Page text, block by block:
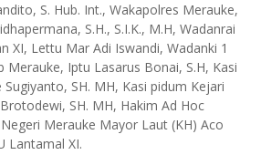
S. Hub. Int., Wakapolres Merauke,
S.H., S.I.K., M.H, Wadanrai
XI, Lettu Mar Adi Iswandi, Wadanki 1
Iptu Lasarus Bonai, S.H, Kasi
SH. MH, Kasi pidum Kejari
SH. MH, Hakim Ad Hoc
Merauke Mayor Laut (KH) Aco
Lantamal XI.